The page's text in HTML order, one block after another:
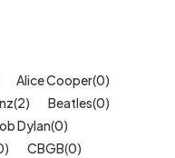
Alice Cooper(0)
(2) Beatles(0)
Dylan(0)
CBGB(0)